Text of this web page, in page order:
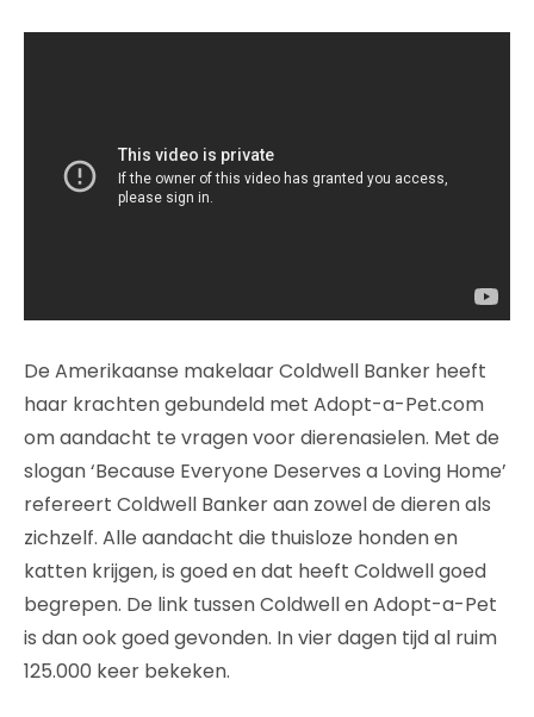
De Amerikaanse makelaar Coldwell Banker heeft
haar krachten gebundeld met Adopt-a-Pet.com
om aandacht te vragen voor dierenasielen. Met de
slogan ‘Because Everyone Deserves a Loving Home’
refereert Coldwell Banker aan zowel de dieren als
zichzelf. Alle aandacht die thuisloze honden en
katten krijgen, is goed en dat heeft Coldwell goed
begrepen. De link tussen Coldwell en Adopt-a-Pet
is dan ook goed gevonden. In vier dagen tijd al ruim
125.000 keer bekeken.